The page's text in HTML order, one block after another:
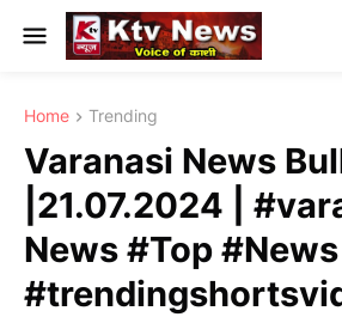
Home Trending
Varanasi News
|21.07.2024 |
News #Top #News